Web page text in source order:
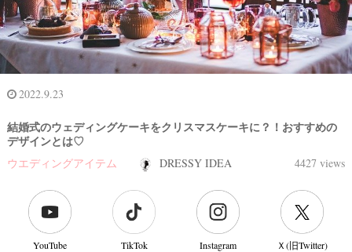
2022.9.23
結婚式のウェディングケーキをクリスマスケーキに？！おすすめの
デザインとは♡
ウエディングアイテム DRESSY IDEA 4427 views
YouTube TikTok Instagram Ｘ(旧Twitter)